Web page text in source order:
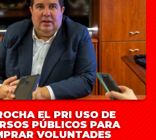
EL PRI USO DE
PÚBLICOS PARA
VOLUNTADES